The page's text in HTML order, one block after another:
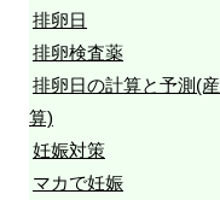
排卵日
排卵検査薬
排卵日の計算と予測(
算)
妊娠対策
マカで妊娠